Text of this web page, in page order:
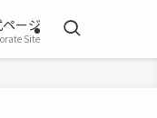
ージ
Site